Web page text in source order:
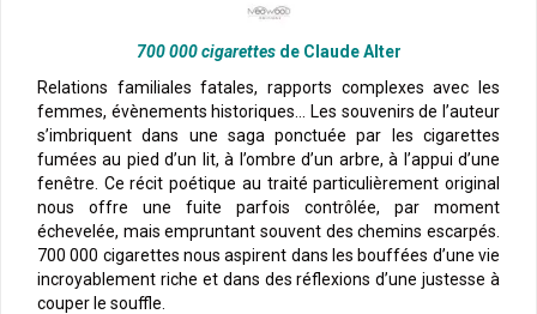
700 000 cigarettesde Claude Alter
Relations familiales fatales, rapports complexes avec les
femmes, évènements historiques… Les souvenirs de l’auteur
s’imbriquent dans une saga ponctuée par les cigarettes
fumées au pied d’un lit, à l’ombre d’un arbre, à l’appui d’une
fenêtre. Ce récit poétique au traité particulièrement original
nous offre une fuite parfois contrôlée, par moment
échevelée, mais empruntant souvent des chemins escarpés.
700 000 cigarettes nous aspirent dans les bouffées d’une vie
incroyablement riche et dans des réflexions d’une justesse à
couper le souffle.